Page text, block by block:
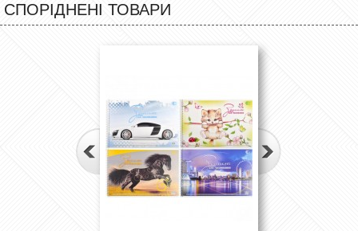
СПОРІДНЕНІ ТОВАРИ